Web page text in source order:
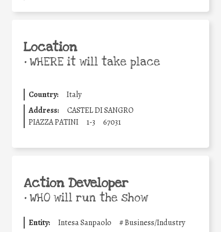
Location
•WHERE it will take place
Country:
Italy
Address:
CASTEL DI SANGRO
PIAZZA PATINI
1-3 67031
Action Developer
•WHO will run the show
Entity: Intesa Sanpaolo #Business/Industry